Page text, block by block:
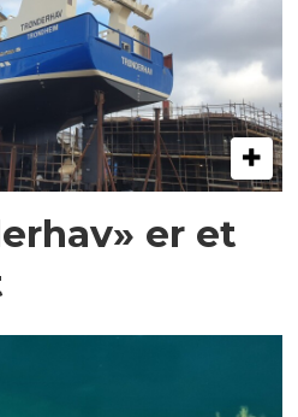
er et